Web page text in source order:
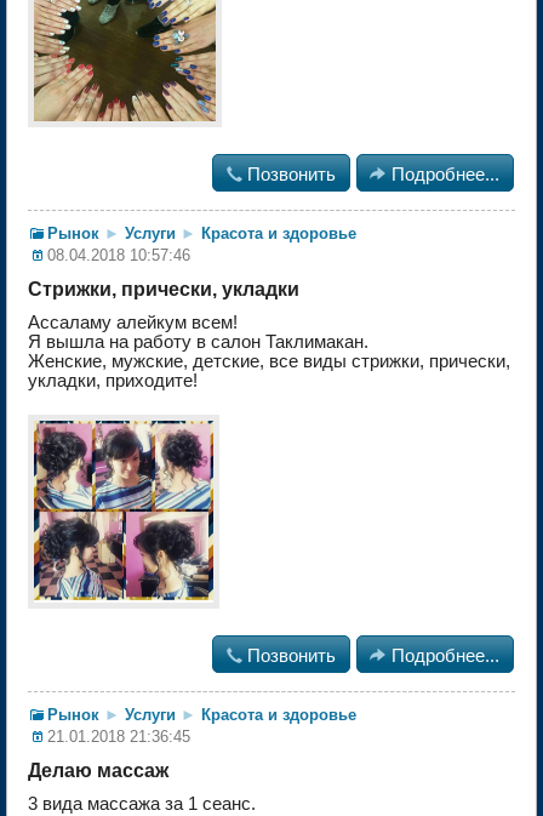
 Позвонить  Подробнее...
Рынок ► Услуги ► Красота и здоровье
08.04.2018 10:57:46
Стрижки, прически, укладки
Ассаламу алейкум всем!
Я вышла на работу в салон Таклимакан.
Женские, мужские, детские, все виды стрижки, прически,
укладки, приходите!
 Позвонить  Подробнее...
Рынок ► Услуги ► Красота и здоровье
21.01.2018 21:36:45
Делаю массаж
3 вида массажа за 1 сеанс.